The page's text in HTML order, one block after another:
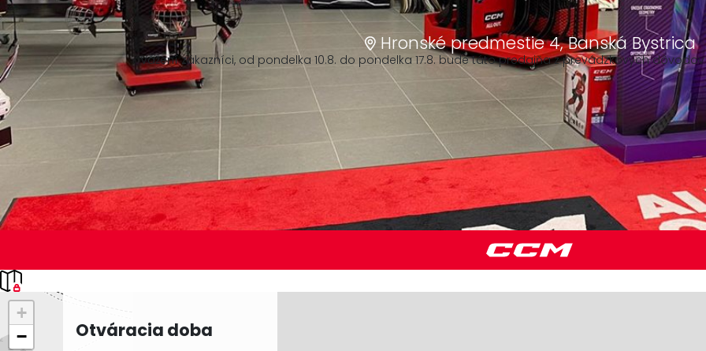
Hronské predmestie 4, Banská Bystrica
Vážení zákazníci, od pondelka 10.8. do pondelka 17.8. bude táto predajňa z prevádzkových
+
−
Otváracia doba